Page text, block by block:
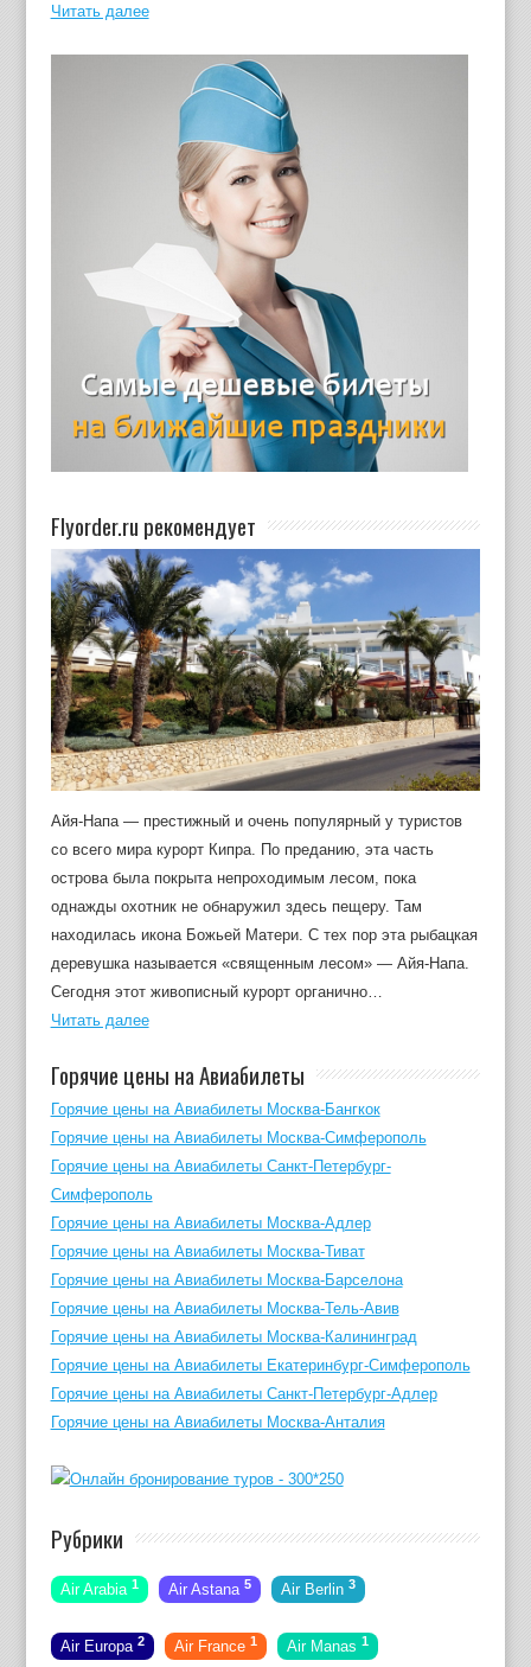
Читать далее
Flyorder.ru рекомендует
Айя-Напа — престижный и очень популярный у туристов
со всего мира курорт Кипра. По преданию, эта часть
острова была покрыта непроходимым лесом, пока
однажды охотник не обнаружил здесь пещеру. Там
находилась икона Божьей Матери. С тех пор эта рыбацкая
деревушка называется «священным лесом» — Айя-Напа.
Сегодня этот живописный курорт органично…
Читать далее
Горячие цены на Авиабилеты
Горячие цены на Авиабилеты Москва-Бангкок
Горячие цены на Авиабилеты Москва-Симферополь
Горячие цены на Авиабилеты Санкт-Петербург-
Симферополь
Горячие цены на Авиабилеты Москва-Адлер
Горячие цены на Авиабилеты Москва-Тиват
Горячие цены на Авиабилеты Москва-Барселона
Горячие цены на Авиабилеты Москва-Тель-Авив
Горячие цены на Авиабилеты Москва-Калининград
Горячие цены на Авиабилеты Екатеринбург-Симферополь
Горячие цены на Авиабилеты Санкт-Петербург-Адлер
Горячие цены на Авиабилеты Москва-Анталия
Рубрики
Air Arabia 1 Air Astana 5 Air Berlin 3
Air Europa 2 Air France 1 Air Manas 1